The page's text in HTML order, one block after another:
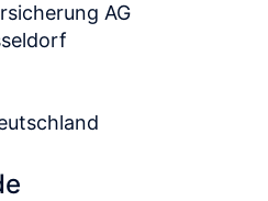
AG